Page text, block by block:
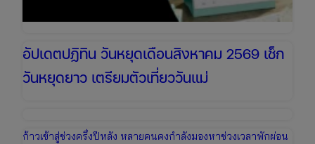
อัปเดตปฏิทิน วันหยุดเดือนสิงหาคม 2569 เช็ก
วันหยุดยาว เตรียมตัวเที่ยววันแม่
ก้าวเข้าสู่ช่วงครึ่งปีหลัง หลายคนคงกำลังมองหาช่วงเวลาพักผ่อน